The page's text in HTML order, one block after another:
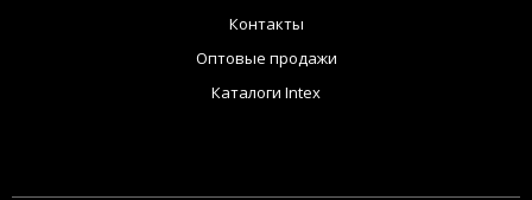
Контакты
Оптовые продажи
Каталоги Intex